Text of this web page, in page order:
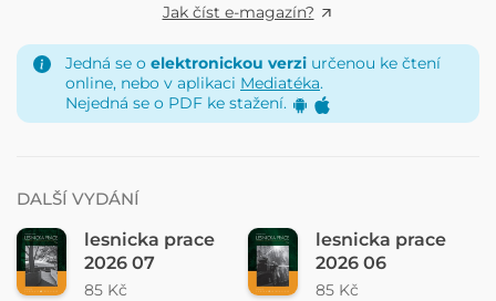
Jak číst e-magazín?
Jedná se o elektronickou verzi určenou ke čtení
online, nebo v aplikaci Mediatéka.
Nejedná se o PDF ke stažení.
DALŠÍ VYDÁNÍ
lesnicka prace
2026 07
85 Kč
lesnicka prace
2026 06
85 Kč